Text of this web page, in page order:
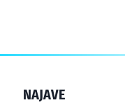
NAJAVE